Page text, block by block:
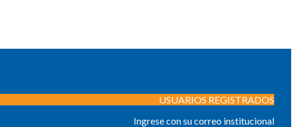
USUARIOS REGISTRADOS
Ingrese con su correo institucional